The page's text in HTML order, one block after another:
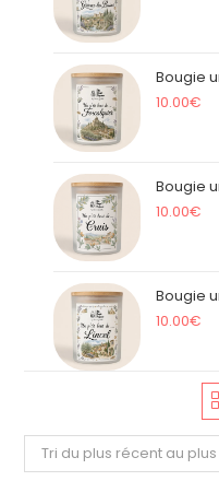
Bougie
10.00€
Bougie
10.00€
Bougie
10.00€
Tri du plus récent au